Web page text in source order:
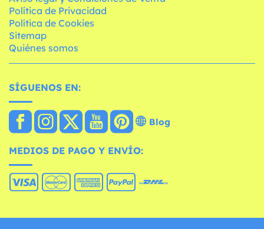
Política de Privacidad
Política de Cookies
Sitemap
Quiénes somos
SÍGUENOS EN:
Blog
MEDIOS DE PAGO Y ENVÍO: